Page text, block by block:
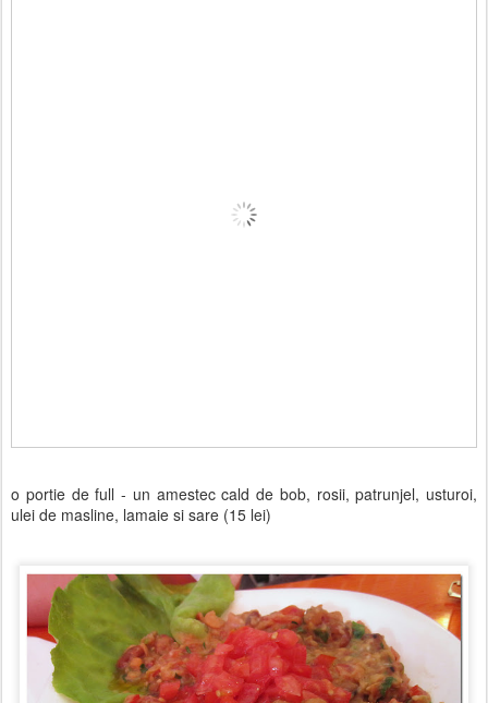
o portie de full - un amestec cald de bob, rosii, patrunjel, usturoi,
ulei de masline, lamaie si sare (15 lei)